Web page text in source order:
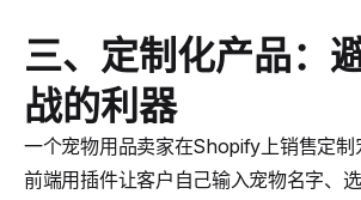
三、定制化产品：
战的利器
一个宠物用品卖家在Shopify上销售定制
前端用插件让客户自己输入宠物名字、选